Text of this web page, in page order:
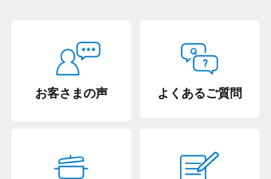
お客さまの声 よくあるご質問